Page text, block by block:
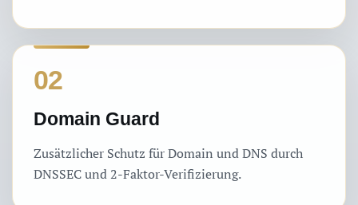
Domain Guard
02
Zusätzlicher Schutz für Domain und DNS durch
DNSSEC und 2-Faktor-Verifizierung.